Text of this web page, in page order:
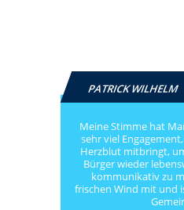
PATRICK WILHELM
Meine Stimme hat
sehr viel
Herzblut mitbringt,
Bürger wieder
kommunikativ zu
frischen Wind mit und